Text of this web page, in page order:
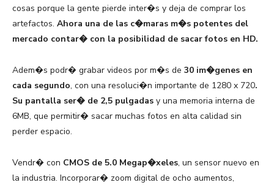
cosas porque la gente pierde inter�s y deja de comprar los
artefactos. Ahora una de las c�maras m�s potentes del
mercado contar� con la posibilidad de sacar fotos en HD.
Adem�s podr� grabar videos por m�s de 30 im�genes en
cada segundo, con una resoluci�n importante de 1280 x 720.
Su pantalla ser� de 2,5 pulgadas y una memoria interna de
6MB, que permitir� sacar muchas fotos en alta calidad sin
perder espacio.
Vendr� con CMOS de 5.0 Megap�xeles, un sensor nuevo en
la industria. Incorporar� zoom digital de ocho aumentos,